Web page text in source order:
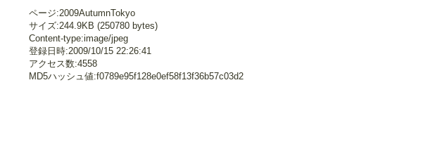
ページ:2009AutumnTokyo
サイズ:244.9KB (250780 bytes)
Content-type:image/jpeg
登録日時:2009/10/15 22:26:41
アクセス数:4558
MD5ハッシュ値:f0789e95f128e0ef58f13f36b57c03d2